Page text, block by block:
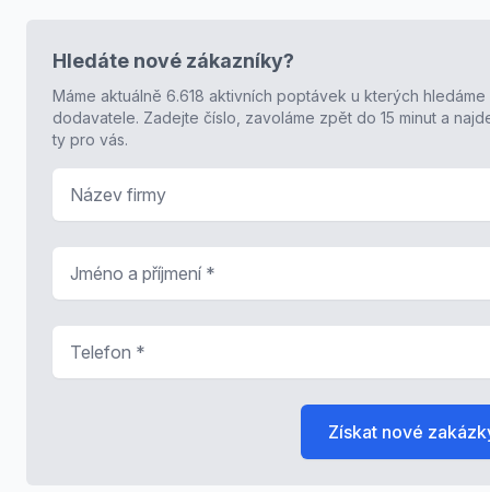
Hledáte nové zákazníky?
Máme aktuálně 6.618 aktivních poptávek u kterých hledáme
dodavatele. Zadejte číslo, zavoláme zpět do 15 minut a
ty pro vás.
Získat nové